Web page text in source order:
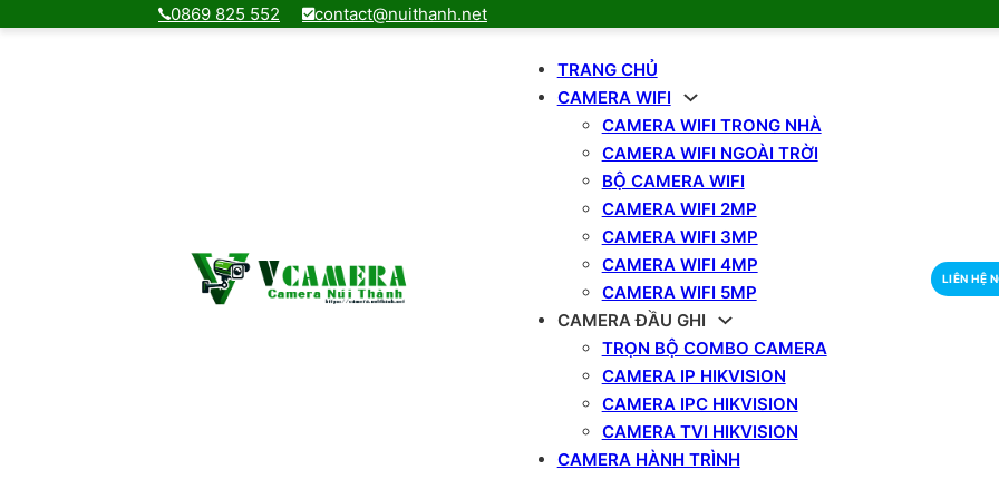
0869 825 552 contact@nuithanh.net
TRANG CHỦ
CAMERA WIFI
CAMERA WIFI TRONG NHÀ
CAMERA WIFI NGOÀI TRỜI
BỘ CAMERA WIFI
CAMERA WIFI 2MP
CAMERA WIFI 3MP
CAMERA WIFI 4MP
CAMERA WIFI 5MP
CAMERA ĐẦU GHI
TRỌN BỘ COMBO CAMERA
CAMERA IP HIKVISION
CAMERA IPC HIKVISION
CAMERA TVI HIKVISION
CAMERA HÀNH TRÌNH
LIÊN HỆ